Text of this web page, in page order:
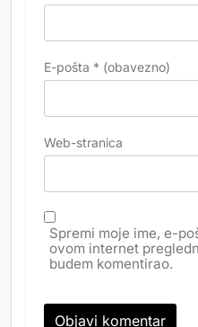
E-pošta * (obavezno)
Web-stranica
Spremi moje ime, e-
ovom internet
budem komentirao.